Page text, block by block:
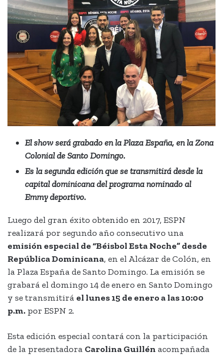
El show será grabado en la Plaza España, en la Zona
Colonial de Santo Domingo.
Es la segunda edición que se transmitirá desde la
capital dominicana del programa nominado al
Emmy deportivo.
Luego del gran éxito obtenido en 2017, ESPN
realizará por segundo año consecutivo una
emisión especial de “Béisbol Esta Noche” desde
República Dominicana, en el Alcázar de Colón, en
la Plaza España de Santo Domingo. La emisión se
grabará el domingo 14 de enero en Santo Domingo
y se transmitirá el lunes 15 de enero a las 10:00
p.m. por ESPN 2.
Esta edición especial contará con la participación
de la presentadora Carolina Guillén acompañada